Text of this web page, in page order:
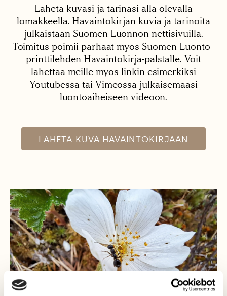
Lähetä kuvasi ja tarinasi alla olevalla
lomakkeella. Havaintokirjan kuvia ja tarinoita
julkaistaan Suomen Luonnon nettisivuilla.
Toimitus poimii parhaat myös Suomen Luonto -
printtilehden Havaintokirja-palstalle. Voit
lähettää meille myös linkin esimerkiksi
Youtubessa tai Vimeossa julkaisemaasi
luontoaiheiseen videoon.
LÄHETÄ KUVA HAVAINTOKIRJAAN